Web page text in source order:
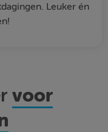
Leuker én
voor